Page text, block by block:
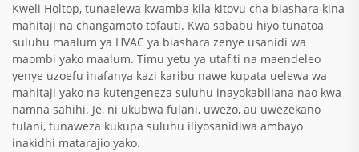
Kweli Holtop, tunaelewa kwamba kila kitovu cha biashara kina
mahitaji na changamoto tofauti. Kwa sababu hiyo tunatoa
suluhu maalum ya HVAC ya biashara zenye usanidi wa
maombi yako maalum. Timu yetu ya utafiti na maendeleo
yenye uzoefu inafanya kazi karibu nawe kupata uelewa wa
mahitaji yako na kutengeneza suluhu inayokabiliana nao kwa
namna sahihi. Je, ni ukubwa fulani, uwezo, au uwezekano
fulani, tunaweza kukupa suluhu iliyosanidiwa ambayo
inakidhi matarajio yako.